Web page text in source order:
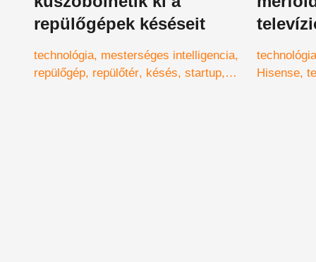
repülőgépek késéseit
technológia mesterséges intelligencia
repülőgép repülőtér késés startup
új
kerül
technológia
Hisense